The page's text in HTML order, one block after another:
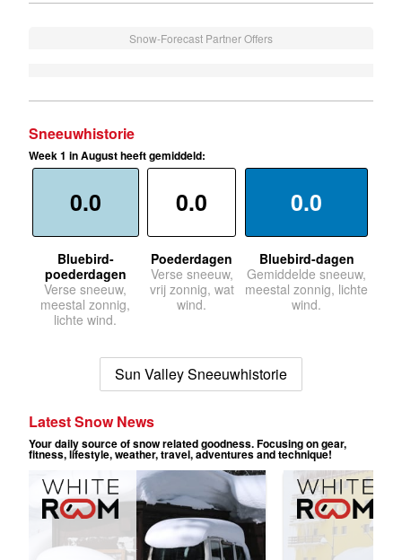
Snow-Forecast Partner Offers
Sneeuwhistorie
Week 1 in August heeft gemiddeld:
0.0
Bluebird-
poederdagen
Verse sneeuw,
meestal zonnig,
lichte wind.
0.0
Poederdagen
Verse sneeuw,
vrij zonnig, wat
wind.
0.0
Bluebird-dagen
Gemiddelde sneeuw,
meestal zonnig, lichte
wind.
Sun Valley Sneeuwhistorie